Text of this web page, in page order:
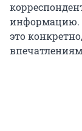
информацию.
это